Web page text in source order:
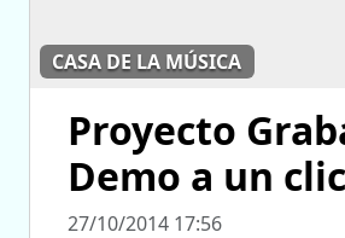
CASA DE LA MÚSICA
Proyecto
Demo a un clic
27/10/2014 17:56